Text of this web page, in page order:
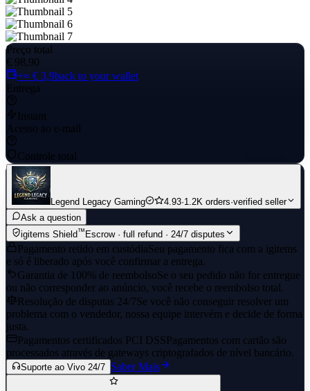
Preço total
€ 98,90
+≈ € 3,9back to your wallet
Entrega
Instant
Acesso ao e-mail
Controle total
Legend Legacy Gaming 4.93·1.2K orders·verified seller
Ask a question
igitems Shield™Escrow · full refund · 24/7 disputes
Pagamento retido em custódiaSeu pagamento fica com a igitems
e só é liberado após você confirmar a entrega.
Garantia de 100% de reembolsoSe o seu pedido não for entregue
ou não corresponder ao anúncio, você recebe o reembolso total.
Resolução de disputas 24/7Se você não conseguir resolver um
problema com o vendedor, nossa equipe intervém e decide de forma
justa.
Pagamentos certificados PCI DSSPagamentos com cartão são
processados através de gateways criptografados de nível bancário.
Suporte ao Vivo 24/7 Saber Mais